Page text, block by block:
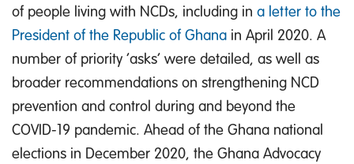
of people living with NCDs, including in a letter to the
President of the Republic of Ghana in April 2020. A
number of priority ‘asks’ were detailed, as well as
broader recommendations on strengthening NCD
prevention and control during and beyond the
COVID-19 pandemic. Ahead of the Ghana national
elections in December 2020, the Ghana Advocacy